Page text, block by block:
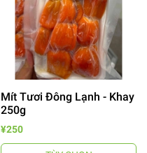
Mít Tươi Đông Lạnh - Khay
250g
¥250